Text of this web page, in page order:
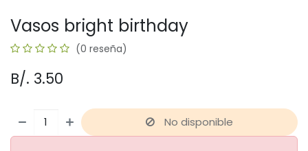
Vasos bright birthday
(0 reseña)
B/. 3.50
No disponible